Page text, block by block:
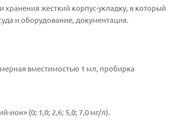
жесткий корпус-укладку, в который
и оборудование, документация.
вместимостью 1 мл, пробирка
ион» (0; 1,0; 2,6; 5,0; 7,0 мг/л).